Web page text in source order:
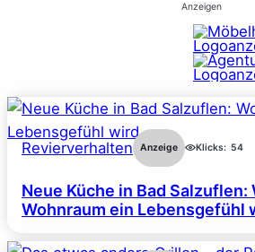
Anzeigen
Revierverhalten Anzeige Klicks: 54
Neue Küche in Bad Salzuflen:
Wohnraum ein Lebensgefühl